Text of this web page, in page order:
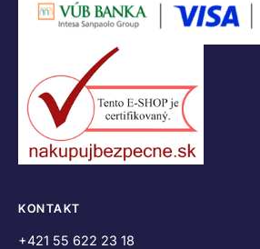
KONTAKT
+421 55 622 23 18